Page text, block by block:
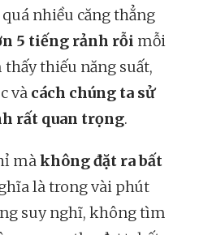
nhiều căng thẳng
5 tiếng rảnh rỗi mỗi
thiếu năng suất,
và cách chúng ta sử
rất quan trọng.
màkhông đặt ra bất
là trong vài phút
suy nghĩ, không tìm